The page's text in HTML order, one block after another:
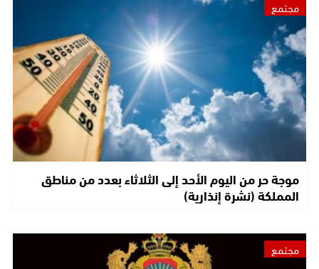
مجتمع
موجة حر من اليوم الأحد إلى الثلاثاء بعدد من مناطق
المملكة (نشرة إنذارية)
مجتمع